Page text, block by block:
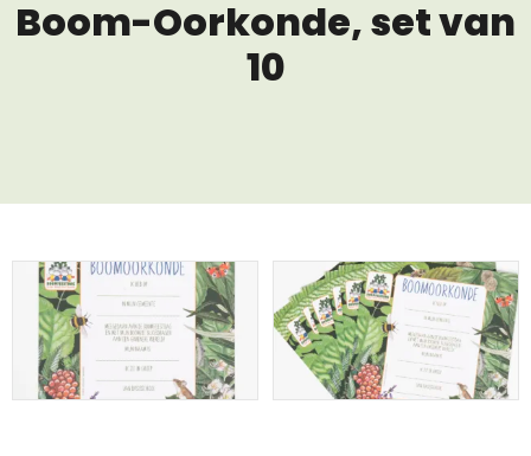
Boom-Oorkonde, set van
10